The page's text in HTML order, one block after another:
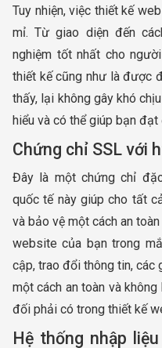
Tuy nhiện, việc thiết kế
mỉ. Từ giao diện đến
nghiệm tốt nhất cho
thiết kế cũng như là được
thấy, lại không gây khó
hiểu và có thể giúp bạn
Chứng chỉ SSL với
Đây là một chứng chỉ
quốc tế này giúp cho tất
và bảo vệ một cách an
website của bạn trong
cập, trao đổi thông tin, các
một cách an toàn và
đối phải có trong thiết kế
Hệ thống nhập